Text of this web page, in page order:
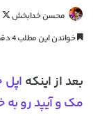
محسن خدابخش
خواندن این مطلب 4 دقیقه زمان میبرد
بعد از اینکه
مک و آیپد رو به